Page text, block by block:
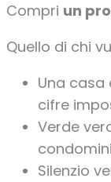
Compri un
Quello di chi
Una casa
cifre
Verde
Silenzio